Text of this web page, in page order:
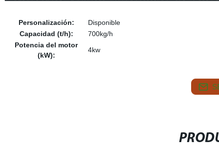
Personalización:
Disponible
Capacidad (t/h):
700kg/h
Potencia del motor
(kW):
4kw